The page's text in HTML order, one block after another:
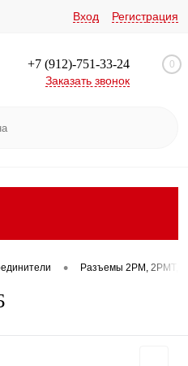
Вход Регистрация
+7 (912)-751-33-24
Заказать звонок
0
• Разъемы 2РМ, 2РМТ,